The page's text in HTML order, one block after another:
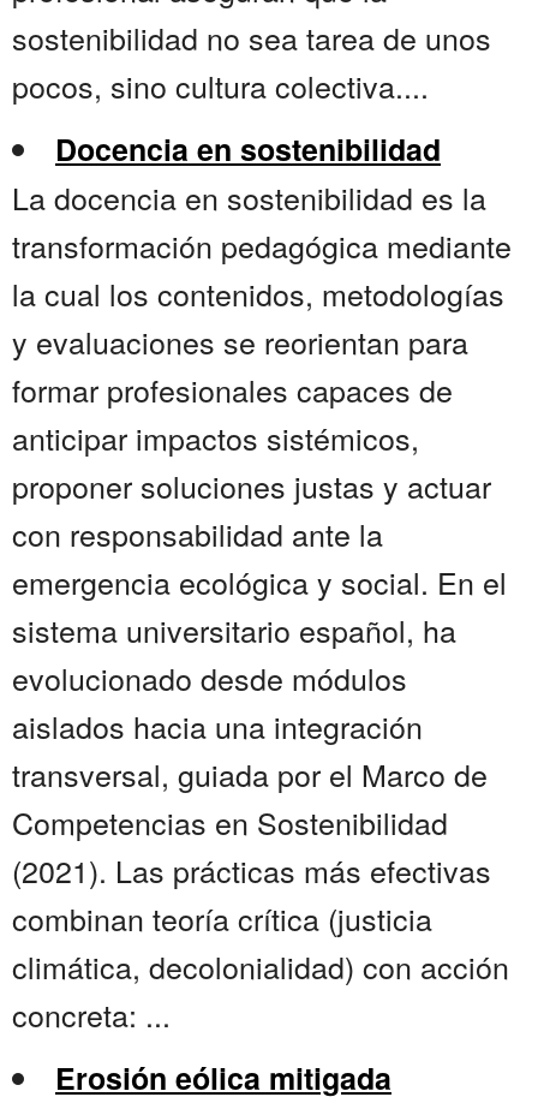
sostenibilidad no sea tarea de unos
pocos, sino cultura colectiva....
Docencia en sostenibilidad
La docencia en sostenibilidad es la
transformación pedagógica mediante
la cual los contenidos, metodologías
y evaluaciones se reorientan para
formar profesionales capaces de
anticipar impactos sistémicos,
proponer soluciones justas y actuar
con responsabilidad ante la
emergencia ecológica y social. En el
sistema universitario español, ha
evolucionado desde módulos
aislados hacia una integración
transversal, guiada por el Marco de
Competencias en Sostenibilidad
(2021). Las prácticas más efectivas
combinan teoría crítica (justicia
climática, decolonialidad) con acción
concreta: ...
Erosión eólica mitigada